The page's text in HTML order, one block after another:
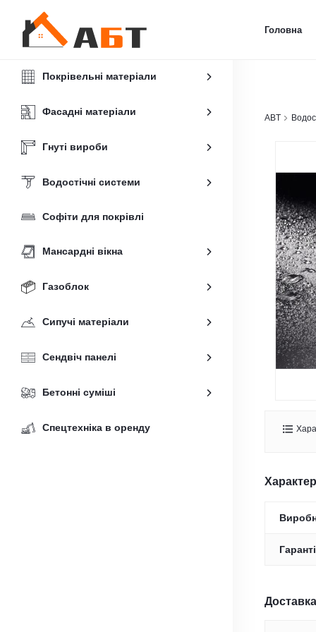
Головна
Покрівельні матеріали
Фасадні матеріали
Гнуті вироби
Водостічні системи
Софіти для покрівлі
Мансардні вікна
Газоблок
Сипучі матеріали
Сендвіч панелі
Бетонні суміші
Спецтехніка в оренду
ABT